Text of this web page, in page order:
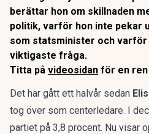
berättar hon om skillnaden
politik, varför hon inte pekar
som statsminister och
viktigaste fråga.
Titta på videosidan för en
Det har gått ett halvår sedan
tog över som centerledare. I
partiet på 3,8 procent. Nu visar